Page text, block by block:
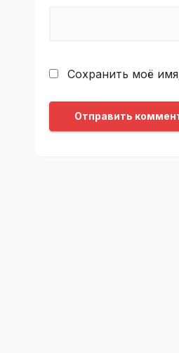
Сохранить моё